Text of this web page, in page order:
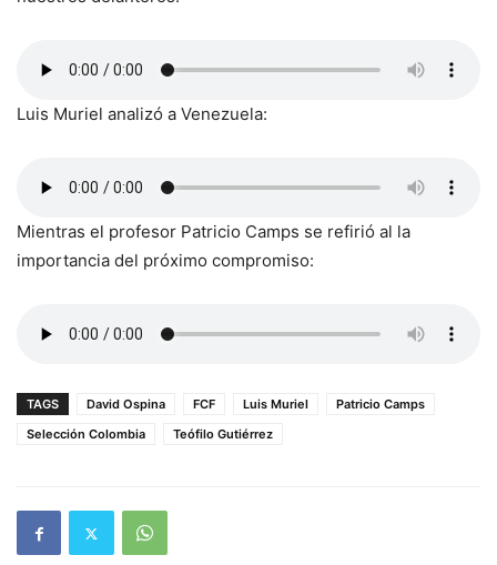
Luis Muriel analizó a Venezuela:
Mientras el profesor Patricio Camps se refirió al la
importancia del próximo compromiso:
TAGS David Ospina FCF Luis Muriel
Patricio Camps
Selección Colombia
Teófilo Gutiérrez